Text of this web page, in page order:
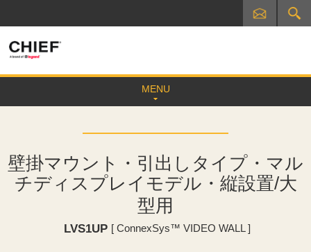
MENU
壁掛マウント・引出しタイプ・マル
チディスプレイモデル・縦設置/大
型用
LVS1UP [ ConnexSys™ VIDEO WALL ]